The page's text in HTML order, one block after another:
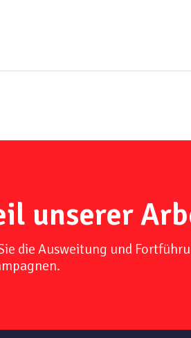
unserer
die Ausweitung und